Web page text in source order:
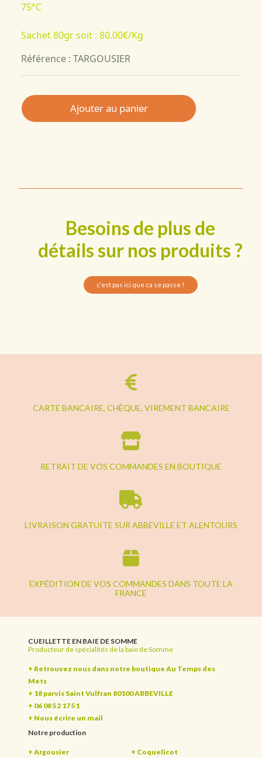
75°C
Sachet 80gr soit : 80.00€/Kg
Référence : TARGOUSIER
Ajouter au panier
Besoins de plus de
détails sur nos produits ?
c'est pas ici que ca se passe !
CARTE BANCAIRE, CHÈQUE, VIREMENT BANCAIRE
RETRAIT DE VOS COMMANDES EN BOUTIQUE
LIVRAISON GRATUITE SUR ABBEVILLE ET ALENTOURS
EXPÉDITION DE VOS COMMANDES DANS TOUTE LA
FRANCE
CUEILLETTE EN BAIE DE SOMME
Producteur de spécialités de la baie de Somme
+ Retrouvez nous dans notre boutique Au Temps des
Mets
+ 18 parvis Saint Vulfran 80100 ABBEVILLE
+ 06 08 52 17 51
+ Nous écrire un mail
Notre production
+ Argousier + Coquelicot